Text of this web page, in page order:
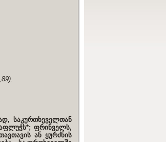
საკურთხეველთან
ფრინველს,
ან ყურძნის